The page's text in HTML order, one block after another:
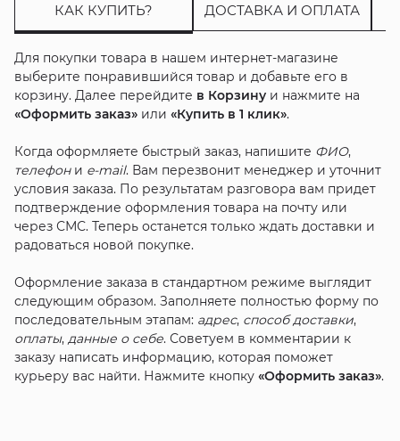
КАК КУПИТЬ? ДОСТАВКА И ОПЛАТА
Для покупки товара в нашем интернет-магазине
выберите понравившийся товар и добавьте его в
корзину. Далее перейдите в Корзинуи нажмите на
«Оформить заказ»или «Купить в 1 клик».
Когда оформляете быстрый заказ, напишите ФИО,
телефони e-mail. Вам перезвонит менеджер и уточнит
условия заказа. По результатам разговора вам придет
подтверждение оформления товара на почту или
через СМС. Теперь останется только ждать доставки и
радоваться новой покупке.
Оформление заказа в стандартном режиме выглядит
следующим образом. Заполняете полностью форму по
последовательным этапам: адрес, способ доставки,
оплаты, данные о себе. Советуем в комментарии к
заказу написать информацию, которая поможет
курьеру вас найти. Нажмите кнопку «Оформить заказ».